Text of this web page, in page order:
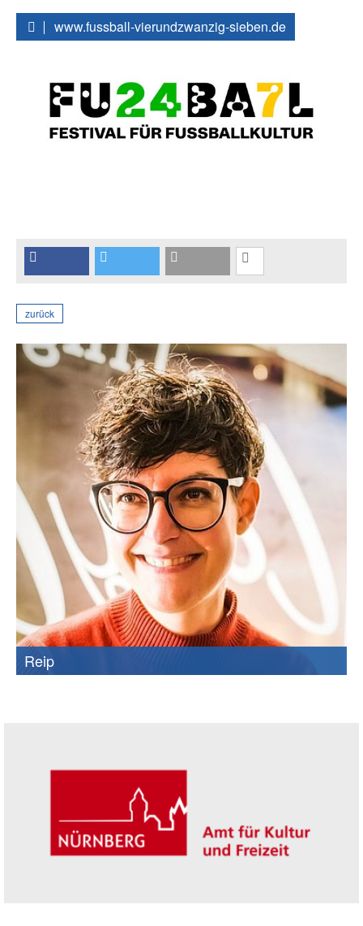
www.fussball-vierundzwanzig-sieben.de
zurück
Reip